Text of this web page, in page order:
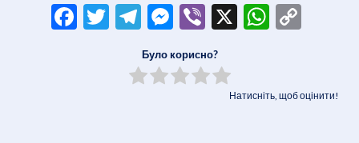
Facebook
Twitter
Telegram
Messenger
Viber
X
Було корисно?
Натисніть, щоб оцінити!